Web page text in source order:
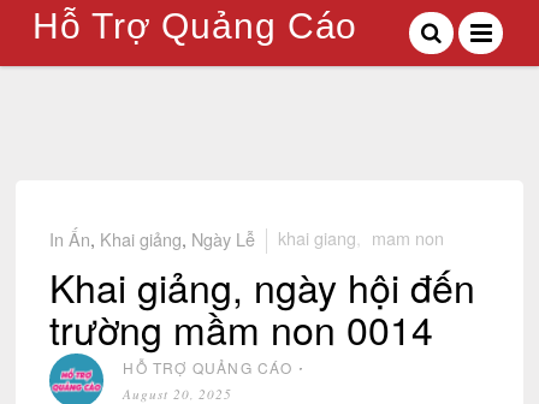
Hỗ Trợ Quảng Cáo
In Ấn Khai giảng Ngày Lễ khai giang mam non
Khai giảng, ngày hội đến
trường mầm non 0014
HỖ TRỢ QUẢNG CÁO ⋅
August 20, 2025